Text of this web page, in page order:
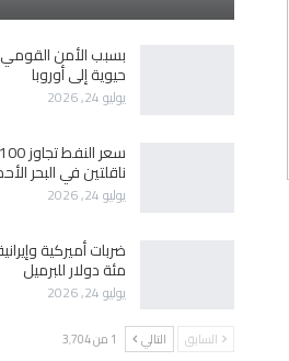
بسبب الأمن
حيوية إلى أوروبا
يوليو 24, 2026
ناقلتين في البحر
يوليو 24, 2026
ضربات أميركية
مئة دولار للبرميل
يوليو 24, 2026
السابق التالي 1 من 3٬704